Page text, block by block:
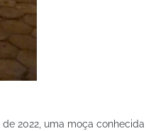
2022, uma moça conhecida